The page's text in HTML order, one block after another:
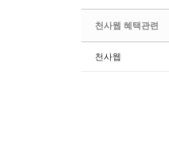
천사웹 혜택관련
천사웹